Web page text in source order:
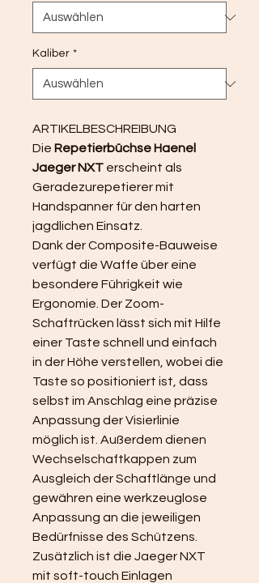
Kaliber *
ARTIKELBESCHREIBUNG
Die Repetierbüchse Haenel
Jaeger NXT erscheint als
Geradezurepetierer mit
Handspanner für den harten
jagdlichen Einsatz.
Dank der Composite-Bauweise
verfügt die Waffe über eine
besondere Führigkeit wie
Ergonomie. Der Zoom-
Schaftrücken lässt sich mit Hilfe
einer Taste schnell und einfach
in der Höhe verstellen, wobei die
Taste so positioniert ist, dass
selbst im Anschlag eine präzise
Anpassung der Visierlinie
möglich ist. Außerdem dienen
Wechselschaftkappen zum
Ausgleich der Schaftlänge und
gewähren eine werkzeuglose
Anpassung an die jeweiligen
Bedürfnisse des Schützens.
Zusätzlich ist die Jaeger NXT
mit soft-touch Einlagen